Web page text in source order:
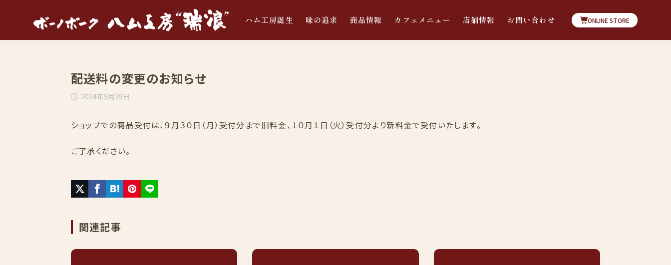
ハム工房誕生 味の追求 商品情報 カフェメニュー 店舗情報 お問い合わせ ONLINE STORE
配送料の変更のお知らせ
2024年9月29日
ショップでの商品受付は、９月３０日（月）受付分まで旧料金、１０月１日（火）受付分より新料金で受付いたします。
ご了承ください。
関連記事